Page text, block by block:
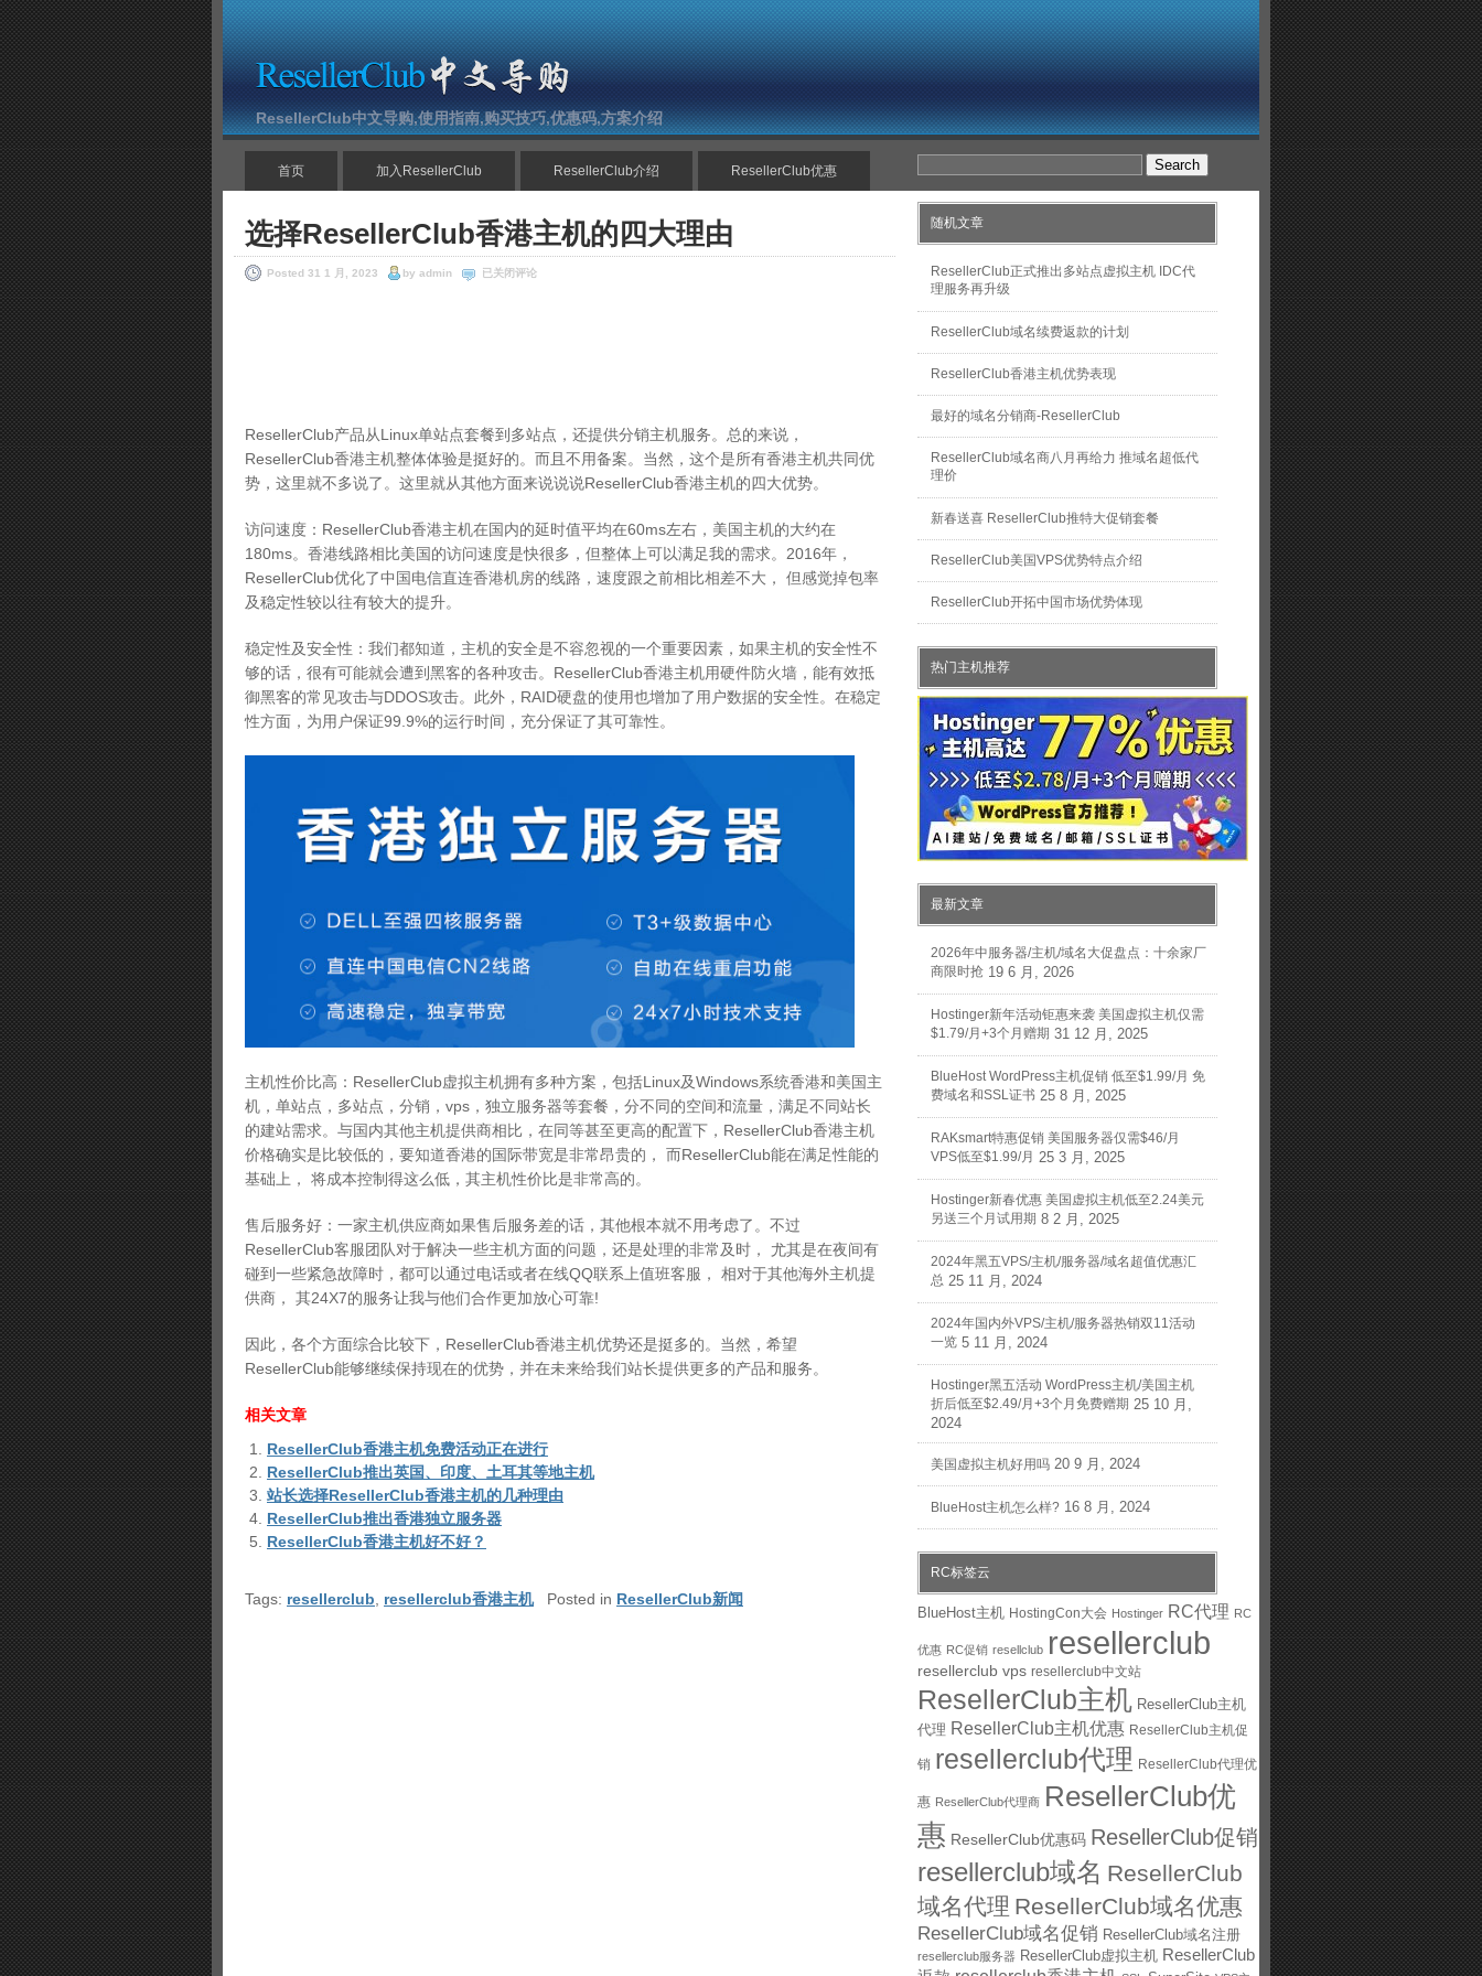
ResellerClub中文导购,使用指南,购买技巧,优惠码,方案介绍
首页 加入ResellerClub ResellerClub介绍 ResellerClub优惠
选择ResellerClub香港主机的四大理由
Posted 31 1 月, 2023 by admin
选
理
由
已关闭评论
ResellerClub产品从Linux单站点套餐到多站点，还提供分销主机服务。总的来说，
ResellerClub香港主机整体体验是挺好的。而且不用备案。当然，这个是所有香港主机共同优
势，这里就不多说了。这里就从其他方面来说说说ResellerClub香港主机的四大优势。
访问速度：ResellerClub香港主机在国内的延时值平均在60ms左右，美国主机的大约在
180ms。香港线路相比美国的访问速度是快很多，但整体上可以满足我的需求。2016年，
ResellerClub优化了中国电信直连香港机房的线路，速度跟之前相比相差不大， 但感觉掉包率
及稳定性较以往有较大的提升。
稳定性及安全性：我们都知道，主机的安全是不容忽视的一个重要因素，如果主机的安全性不
够的话，很有可能就会遭到黑客的各种攻击。ResellerClub香港主机用硬件防火墙，能有效抵
御黑客的常见攻击与DDOS攻击。此外，RAID硬盘的使用也增加了用户数据的安全性。在稳定
性方面，为用户保证99.9%的运行时间，充分保证了其可靠性。
主机性价比高：ResellerClub虚拟主机拥有多种方案，包括Linux及Windows系统香港和美国主
机，单站点，多站点，分销，vps，独立服务器等套餐，分不同的空间和流量，满足不同站长
的建站需求。与国内其他主机提供商相比，在同等甚至更高的配置下，ResellerClub香港主机
价格确实是比较低的，要知道香港的国际带宽是非常昂贵的， 而ResellerClub能在满足性能的
基础上， 将成本控制得这么低，其主机性价比是非常高的。
售后服务好：一家主机供应商如果售后服务差的话，其他根本就不用考虑了。不过
ResellerClub客服团队对于解决一些主机方面的问题，还是处理的非常及时， 尤其是在夜间有
碰到一些紧急故障时，都可以通过电话或者在线QQ联系上值班客服， 相对于其他海外主机提
供商， 其24X7的服务让我与他们合作更加放心可靠!
因此，各个方面综合比较下，ResellerClub香港主机优势还是挺多的。当然，希望
ResellerClub能够继续保持现在的优势，并在未来给我们站长提供更多的产品和服务。
相关文章
ResellerClub香港主机免费活动正在进行
ResellerClub推出英国、印度、土耳其等地主机
站长选择ResellerClub香港主机的几种理由
ResellerClub推出香港独立服务器
ResellerClub香港主机好不好？
Tags: resellerclub resellerclub香港主机Posted in ResellerClub新闻
随机文章
ResellerClub正式推出多站点虚拟主机 IDC代
理服务再升级
ResellerClub域名续费返款的计划
ResellerClub香港主机优势表现
最好的域名分销商-ResellerClub
ResellerClub域名商八月再给力 推域名超低代
理价
新春送喜 ResellerClub推特大促销套餐
ResellerClub美国VPS优势特点介绍
ResellerClub开拓中国市场优势体现
热门主机推荐
最新文章
2026年中服务器/主机/域名大促盘点：十余家厂
商限时抢 19 6 月, 2026
Hostinger新年活动钜惠来袭 美国虚拟主机仅需
$1.79/月+3个月赠期 31 12 月, 2025
BlueHost WordPress主机促销 低至$1.99/月 免
费域名和SSL证书 25 8 月, 2025
RAKsmart特惠促销 美国服务器仅需$46/月
VPS低至$1.99/月 25 3 月, 2025
Hostinger新春优惠 美国虚拟主机低至2.24美元
另送三个月试用期 8 2 月, 2025
2024年黑五VPS/主机/服务器/域名超值优惠汇
总 25 11 月, 2024
2024年国内外VPS/主机/服务器热销双11活动
一览 5 11 月, 2024
Hostinger黑五活动 WordPress主机/美国主机
折后低至$2.49/月+3个月免费赠期 25 10 月,
2024
美国虚拟主机好用吗 20 9 月, 2024
BlueHost主机怎么样? 16 8 月, 2024
RC标签云
BlueHost主机 HostingCon大会 Hostinger RC代理 RC
优惠 RC促销 resellclub resellerclub
resellerclub vps resellerclub中文站
ResellerClub主机 ResellerClub主机
代理 ResellerClub主机优惠 ResellerClub主机促
销 resellerclub代理 ResellerClub代理优
惠 ResellerClub代理商 ResellerClub优
惠 ResellerClub优惠码 ResellerClub促销
resellerclub域名 ResellerClub
域名代理 ResellerClub域名优惠
ResellerClub域名促销 ResellerClub域名注册
resellerclub服务器 ResellerClub虚拟主机 ResellerClub